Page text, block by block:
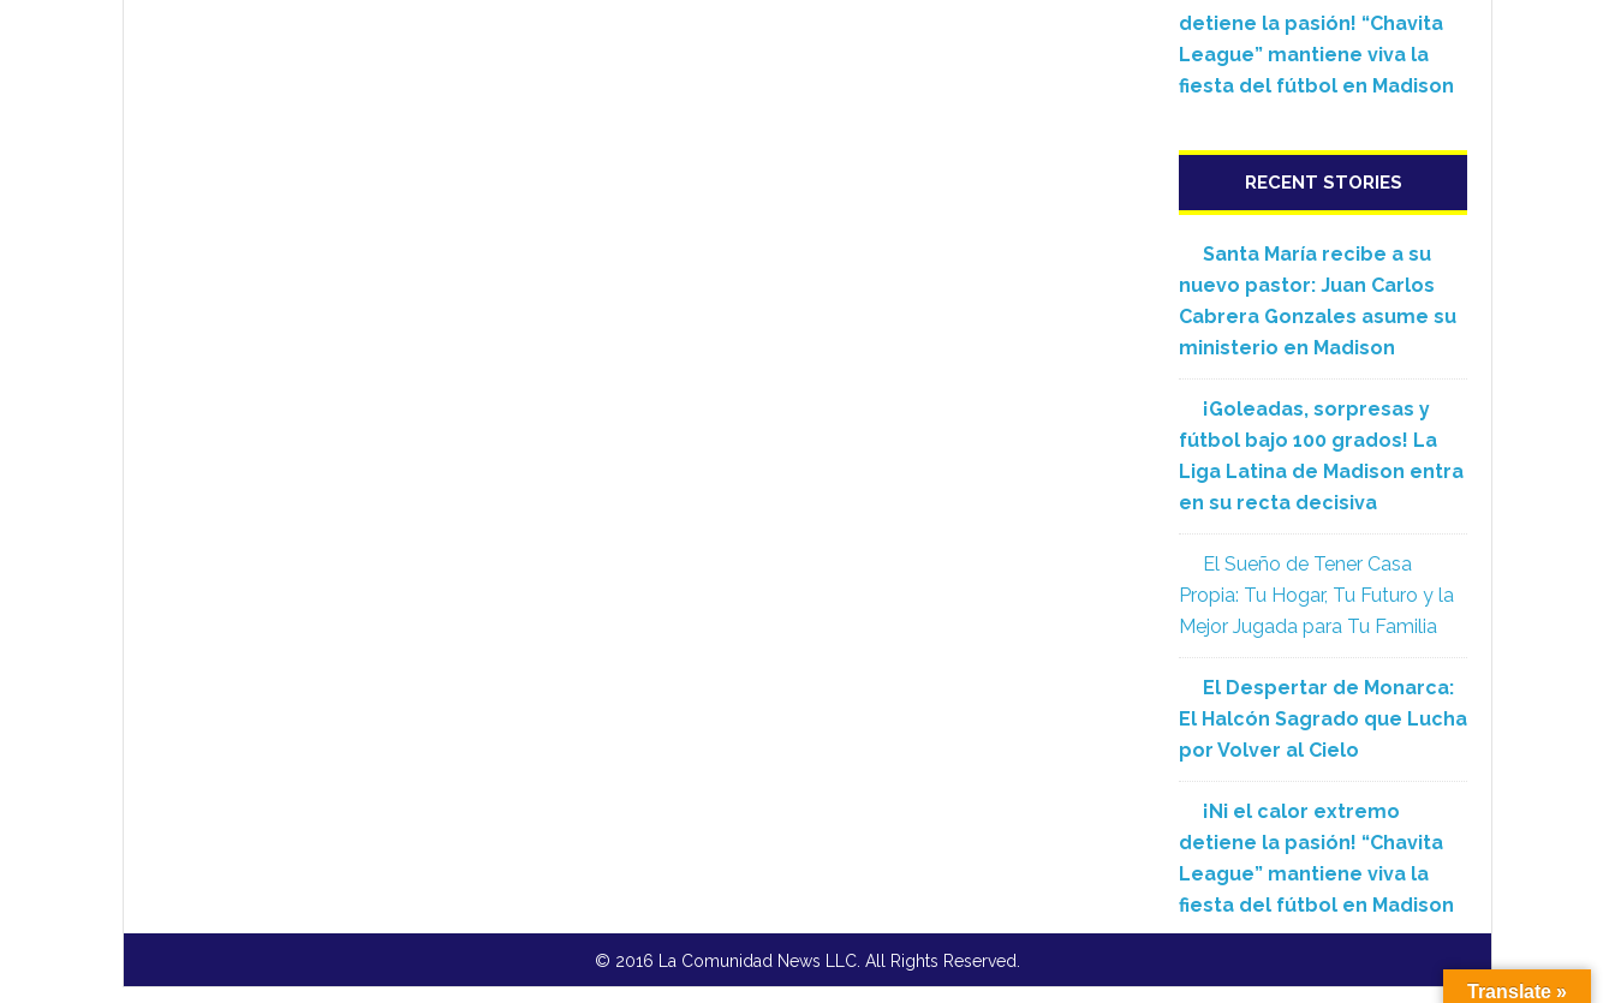
detiene la pasión! “Chavita
League” mantiene viva la
fiesta del fútbol en Madison
RECENT STORIES
Santa María recibe a su
nuevo pastor: Juan Carlos
Cabrera Gonzales asume su
ministerio en Madison
¡Goleadas, sorpresas y
fútbol bajo 100 grados! La
Liga Latina de Madison entra
en su recta decisiva
El Sueño de Tener Casa
Propia: Tu Hogar, Tu Futuro y la
Mejor Jugada para Tu Familia
El Despertar de Monarca:
El Halcón Sagrado que Lucha
por Volver al Cielo
¡Ni el calor extremo
detiene la pasión! “Chavita
League” mantiene viva la
fiesta del fútbol en Madison
© 2016 La Comunidad News LLC. All Rights Reserved.
Translate »